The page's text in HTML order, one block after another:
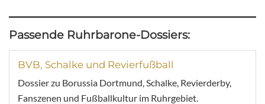
Passende Ruhrbarone-Dossiers:
BVB, Schalke und Revierfußball
Dossier zu Borussia Dortmund, Schalke, Revierderby,
Fanszenen und Fußballkultur im Ruhrgebiet.